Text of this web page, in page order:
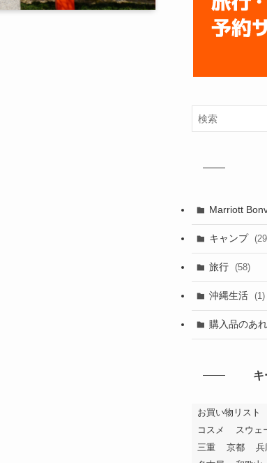
Marriott
(2)
(1)
(2)
(2)
キャンプ
旅行 (58)
(29)
(4)
(2)
沖縄生活 (1)
購入品のあ
キ
お買い物リスト
コスメ
スウェ
三重
京都 兵